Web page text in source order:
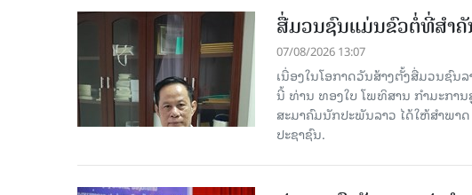
ສື່ມວນຊົນແມ່ນຂົວຕໍ່ທີ່ສໍາ
07/08/2026 13:07
ເນື່ອງໃນໂອກາດວັນສ້າງຕັ້ງສື່ມວນຊົນລ
ນີ້ ທ່ານ ທອງໃບ ໂພທິສານ ກໍາມະການ
ສະມາຄົມນັກປະພັນລາວ ໄດ້ໃຫ້ສໍາພ
ປະຊາຊົນ.